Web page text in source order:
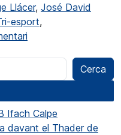
Llácer, José David
esport,
Cerca
Ifach Calpe
davant el Thader de